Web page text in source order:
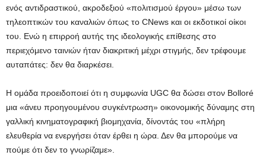
ενός αντιδραστικού, ακροδεξιού «πολιτισμού έργου» μέσω των
τηλεοπτικών του καναλιών όπως το CNews και οι εκδοτικοί οίκοι
του. Ενώ η επιρροή αυτής της ιδεολογικής επίθεσης στο
περιεχόμενο ταινιών ήταν διακριτική μέχρι στιγμής, δεν τρέφουμε
αυταπάτες: δεν θα διαρκέσει.
Η ομάδα προειδοποιεί ότι η συμφωνία UGC θα δώσει στον Bolloré
μια «άνευ προηγουμένου συγκέντρωση» οικονομικής δύναμης στη
γαλλική κινηματογραφική βιομηχανία, δίνοντάς του «πλήρη
ελευθερία να ενεργήσει όταν έρθει η ώρα. Δεν θα μπορούμε να
πούμε ότι δεν το γνωρίζαμε».